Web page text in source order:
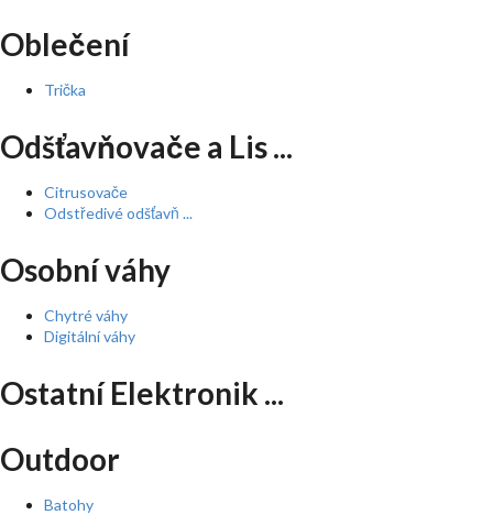
Oblečení
Trička
Odšťavňovače a Lis ...
Citrusovače
Odstředivé odšťavň ...
Osobní váhy
Chytré váhy
Digitální váhy
Ostatní Elektronik ...
Outdoor
Batohy